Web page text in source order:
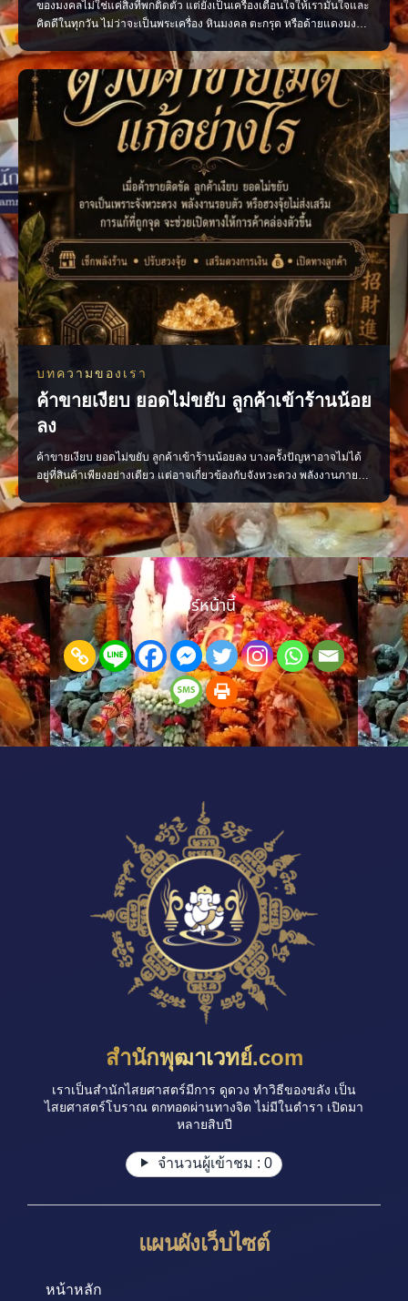
ของมงคลไม่ใช่แค่สิ่งที่พกติดตัว แต่ยังเป็นเครื่องเตือนใจให้เรามั่นใจและ
คิดดีในทุกวัน ไม่ว่าจะเป็นพระเครื่อง หินมงคล ตะกรุด หรือด้ายแดงมงคล
เลือกสิ่งที่เหมาะกับตัวเอง พกด้วยความศรัทธา และตั้งใจทำสิ่งดี ๆ แล้ว
พลังใจดี ๆ จะค่อย ๆ ตามมา เพจ ไสยะ ทำนาย ทายทัก เสน่ห์ ของขลัง ดูด
วง #ของมงคล #ของมงคลพกติดตั
บทความของเรา
ค้าขายเงียบ ยอดไม่ขยับ ลูกค้าเข้าร้านน้อย
ลง
ค้าขายเงียบ ยอดไม่ขยับ ลูกค้าเข้าร้านน้อยลง บางครั้งปัญหาอาจไม่ได้
อยู่ที่สินค้าเพียงอย่างเดียว แต่อาจเกี่ยวข้องกับจังหวะดวง พลังงานภายใน
ร้าน หรือการจัดวางที่ยังไม่ส่งเสริมการค้า ลองเริ่มจากการตรวจพลังร้าน
ปรับฮวงจุ้ย เสริมจุดรับทรัพย์ และจัดพื้นที่ให้เปิดรับลูกค้ามากขึ้น เมื่อแก้
ได้ตรงจุด การค้าขายก
แชร์หน้านี้
สำนักพุฒาเวทย์.com
เราเป็นสำนักไสยศาสตร์มีการ ดูดวง ทำวิธีของขลัง เป็น
ไสยศาสตร์โบราณ ตกทอดผ่านทางจิต ไม่มีในตำรา เปิดมา
หลายสิบปี
จำนวนผู้เข้าชม : 0
แผนผังเว็บไซต์
หน้าหลัก